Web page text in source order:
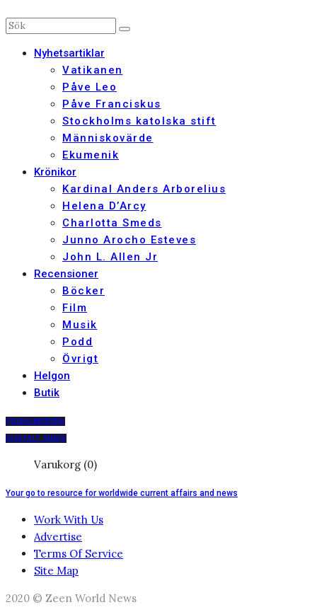
Nyhetsartiklar
Vatikanen
Påve Leo
Påve Franciskus
Stockholms katolska stift
Människovärde
Ekumenik
Krönikor
Kardinal Anders Arborelius
Helena D’Arcy
Charlotta Smeds
Junno Arocho Esteves
John L. Allen Jr
Recensioner
Böcker
Film
Musik
Podd
Övrigt
Helgon
Butik
PRENUMERERA
DIGITALT ARKIV
Varukorg (0)
Your go to resource for worldwide current affairs and news
Work With Us
Advertise
Terms Of Service
Site Map
2020 © Zeen World News